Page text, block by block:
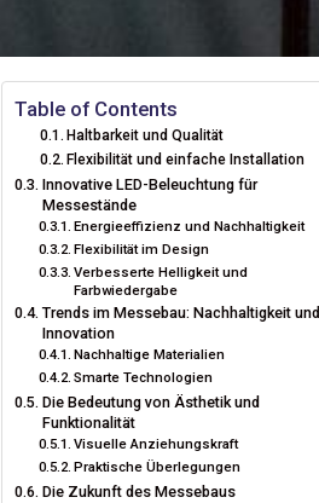
Table of Contents
Haltbarkeit und Qualität
Flexibilität und einfache Installation
Innovative LED-Beleuchtung für
Messestände
Energieeffizienz und Nachhaltigkeit
Flexibilität im Design
Verbesserte Helligkeit und
Farbwiedergabe
Trends im Messebau: Nachhaltigkeit und
Innovation
Nachhaltige Materialien
Smarte Technologien
Die Bedeutung von Ästhetik und
Funktionalität
Visuelle Anziehungskraft
Praktische Überlegungen
Die Zukunft des Messebaus